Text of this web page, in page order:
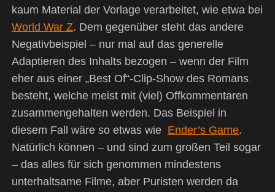
kaum Material der Vorlage verarbeitet, wie etwa bei
World War Z. Dem gegenüber steht das andere
Negativbeispiel – nur mal auf das generelle
Adaptieren des Inhalts bezogen – wenn der Film
eher aus einer „Best Of“-Clip-Show des Romans
besteht, welche meist mit (viel) Offkommentaren
zusammengehalten werden. Das Beispiel in
diesem Fall wäre so etwas wie Ender’s Game.
Natürlich können – und sind zum großen Teil sogar
– das alles für sich genommen mindestens
unterhaltsame Filme, aber Puristen werden da